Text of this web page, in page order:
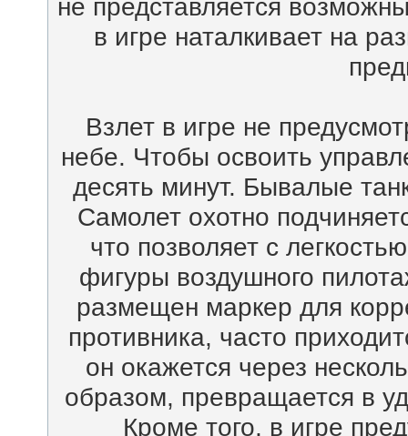
не представляется
в игре наталкивает на
Взлет в игре не
небе. Чтобы освоить
десять минут. Бывалые
Самолет охотно
что позволяет с
фигуры воздушного
размещен маркер для
противника, часто
он окажется через
образом, превращается в
Кроме того, в игре